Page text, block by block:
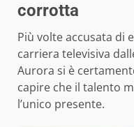
corrotta
Più volte accusata di
carriera televisiva
Aurora si è
capire che il talento
l’unico presente.